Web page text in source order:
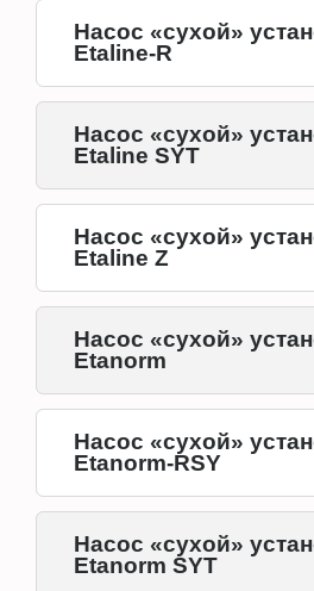
Насос «сухой»
Etaline-R
Насос «сухой»
Etaline SYT
Насос «сухой»
Etaline Z
Насос «сухой»
Etanorm
Насос «сухой»
Etanorm-RSY
Насос «сухой»
Etanorm SYT